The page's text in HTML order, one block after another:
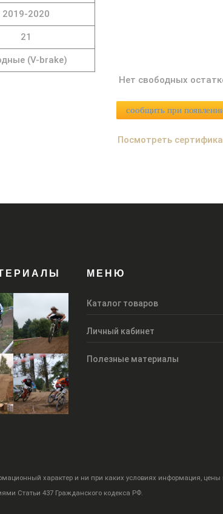
2019-2020
21
(V-brake)
Нет свободных
сообщить при
Посмотреть
МЕНЮ
Каталог товаров
Личный кабинет
Полезные материалы
характер и ни при каких условиях информация,
Статьи 437 Гражданского кодекса РФ.